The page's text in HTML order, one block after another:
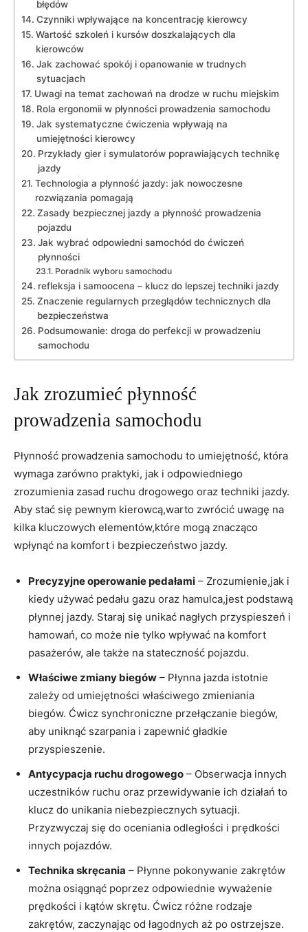
błędów
Czynniki wpływające na koncentrację kierowcy
Wartość szkoleń i kursów doszkalających dla
kierowców
Jak zachować spokój i opanowanie w trudnych
sytuacjach
Uwagi na temat zachowań na drodze w ruchu miejskim
Rola ergonomii w płynności prowadzenia samochodu
Jak systematyczne ćwiczenia wpływają na
umiejętności kierowcy
Przykłady gier i symulatorów poprawiających technikę
jazdy
Technologia a płynność jazdy: jak nowoczesne
rozwiązania pomagają
Zasady bezpiecznej jazdy a płynność prowadzenia
pojazdu
Jak wybrać odpowiedni samochód do ćwiczeń
płynności
Poradnik wyboru samochodu
refleksja i samoocena – klucz do lepszej techniki jazdy
Znaczenie regularnych przeglądów technicznych dla
bezpieczeństwa
Podsumowanie: droga do perfekcji w prowadzeniu
samochodu
Jak zrozumieć płynność
prowadzenia samochodu
Płynność prowadzenia samochodu to umiejętność, która
wymaga zarówno praktyki, jak i odpowiedniego
zrozumienia zasad ruchu drogowego oraz techniki jazdy.
Aby stać się pewnym kierowcą,warto zwrócić uwagę na
kilka kluczowych elementów,które mogą znacząco
wpłynąć na komfort i bezpieczeństwo jazdy.
Precyzyjne operowanie pedałami – Zrozumienie,jak i
kiedy używać pedału gazu oraz hamulca,jest podstawą
płynnej jazdy. Staraj się unikać nagłych przyspieszeń i
hamowań, co może nie tylko wpływać na komfort
pasażerów, ale także na stateczność pojazdu.
Właściwe zmiany biegów – Płynna jazda istotnie
zależy od umiejętności właściwego zmieniania
biegów. Ćwicz synchroniczne przełączanie biegów,
aby uniknąć szarpania i zapewnić gładkie
przyspieszenie.
Antycypacja ruchu drogowego – Obserwacja innych
uczestników ruchu oraz przewidywanie ich działań to
klucz do unikania niebezpiecznych sytuacji.
Przyzwyczaj się do oceniania odległości i prędkości
innych pojazdów.
Technika skręcania – Płynne pokonywanie zakrętów
można osiągnąć poprzez odpowiednie wyważenie
prędkości i kątów skrętu. Ćwicz różne rodzaje
zakrętów, zaczynając od łagodnych aż po ostrzejsze.